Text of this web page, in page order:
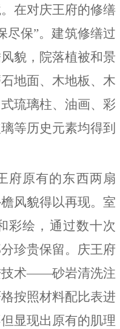
在对庆王府的修缮
尽保”。建筑修缮过
貌，院落植被和景
地面、木地板、木
琉璃柱、油画、彩
等历史元素均得到
府原有的东西两扇
风貌得以再现。室
彩绘，通过数十次
珍贵保留。庆王府
术——砂岩清洗注
按照材料配比表进
显现出原有的肌理